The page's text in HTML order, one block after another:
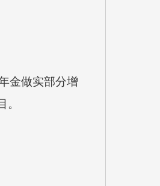
金做实部分增
。